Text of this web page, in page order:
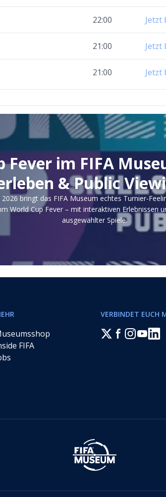
22:00 Jetzt
21:00 Jetzt
21:00 Jetzt
Fever im FIFA
& Public
bringt das FIFA Museum echtes Turnier-
World Cup Fever – mit interaktiven Erlebnissen
ausgewählter Spiele.
FIFA
VERBINDET EUCH